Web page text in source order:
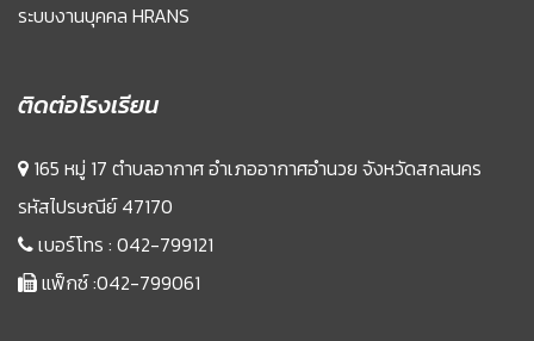
ระบบงานบุคคล HRANS
ติดต่อโรงเรียน
165 หมู่ 17 ตำบลอากาศ อำเภออากาศอำนวย จังหวัดสกลนคร
รหัสไปรษณีย์ 47170
เบอร์โทร : 042-799121
แฟ็กซ์ :042-799061